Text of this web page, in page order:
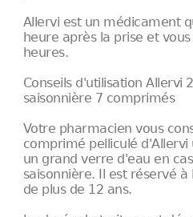
Allervi est un médicament
heure après la prise et
heures.
Conseils d'utilisation Allervi
saisonnière 7 comprimés
Votre pharmacien vous
comprimé pelliculé
un grand verre d'eau en
saisonnière. Il est réservé
de plus de 12 ans.